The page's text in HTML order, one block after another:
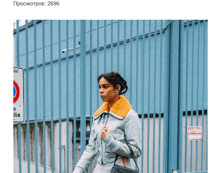
Просмотров: 2696